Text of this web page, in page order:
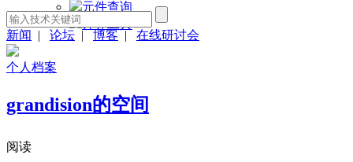
元件查询
计算工具
新闻
| 论坛 | 博客 | 在线研讨会
个人档案
grandision的空间
阅读